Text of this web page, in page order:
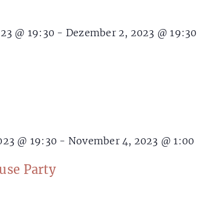
@ 19:30 - Dezember 2, 2023 @ 19:30
@ 19:30 - November 4, 2023 @ 1:00
Party